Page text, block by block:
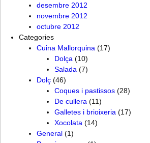
desembre 2012
novembre 2012
octubre 2012
Categories
Cuina Mallorquina (17)
Dolça (10)
Salada (7)
Dolç (46)
Coques i pastissos (28)
De cullera (11)
Galletes i brioixeria (17)
Xocolata (14)
General (1)